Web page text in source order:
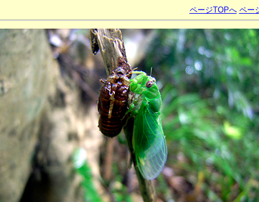
ページTOPへ ペー